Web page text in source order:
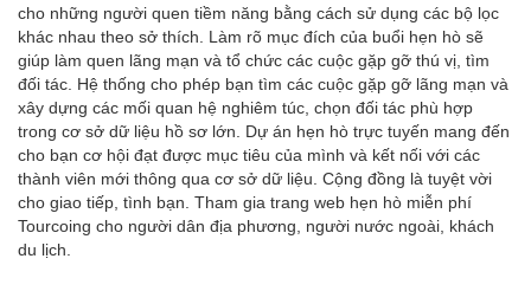
cho những người quen tiềm năng bằng cách sử dụng các bộ lọc
khác nhau theo sở thích. Làm rõ mục đích của buổi hẹn hò sẽ
giúp làm quen lãng mạn và tổ chức các cuộc gặp gỡ thú vị, tìm
đối tác. Hệ thống cho phép bạn tìm các cuộc gặp gỡ lãng mạn và
xây dựng các mối quan hệ nghiêm túc, chọn đối tác phù hợp
trong cơ sở dữ liệu hồ sơ lớn. Dự án hẹn hò trực tuyến mang đến
cho bạn cơ hội đạt được mục tiêu của mình và kết nối với các
thành viên mới thông qua cơ sở dữ liệu. Cộng đồng là tuyệt vời
cho giao tiếp, tình bạn. Tham gia trang web hẹn hò miễn phí
Tourcoing cho người dân địa phương, người nước ngoài, khách
du lịch.